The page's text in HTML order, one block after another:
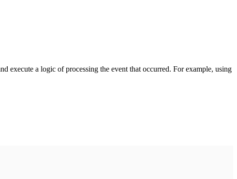
execute a logic of processing the event that occurred. For example, using